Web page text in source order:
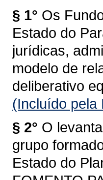
§ 1° Os
Estado do
jurídicas,
modelo de
deliberativo
(Incluído pela
§ 2° O
grupo
Estado do